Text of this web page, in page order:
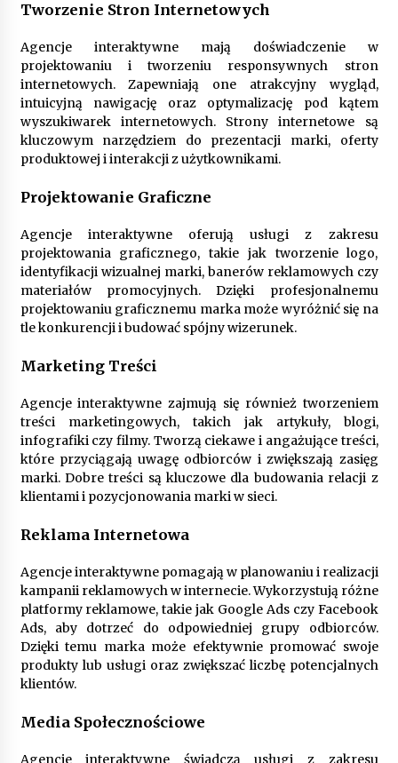
Tworzenie Stron Internetowych
Agencje interaktywne mają doświadczenie w
projektowaniu i tworzeniu responsywnych stron
internetowych. Zapewniają one atrakcyjny wygląd,
intuicyjną nawigację oraz optymalizację pod kątem
wyszukiwarek internetowych. Strony internetowe są
kluczowym narzędziem do prezentacji marki, oferty
produktowej i interakcji z użytkownikami.
Projektowanie Graficzne
Agencje interaktywne oferują usługi z zakresu
projektowania graficznego, takie jak tworzenie logo,
identyfikacji wizualnej marki, banerów reklamowych czy
materiałów promocyjnych. Dzięki profesjonalnemu
projektowaniu graficznemu marka może wyróżnić się na
tle konkurencji i budować spójny wizerunek.
Marketing Treści
Agencje interaktywne zajmują się również tworzeniem
treści marketingowych, takich jak artykuły, blogi,
infografiki czy filmy. Tworzą ciekawe i angażujące treści,
które przyciągają uwagę odbiorców i zwiększają zasięg
marki. Dobre treści są kluczowe dla budowania relacji z
klientami i pozycjonowania marki w sieci.
Reklama Internetowa
Agencje interaktywne pomagają w planowaniu i realizacji
kampanii reklamowych w internecie. Wykorzystują różne
platformy reklamowe, takie jak Google Ads czy Facebook
Ads, aby dotrzeć do odpowiedniej grupy odbiorców.
Dzięki temu marka może efektywnie promować swoje
produkty lub usługi oraz zwiększać liczbę potencjalnych
klientów.
Media Społecznościowe
Agencje interaktywne świadczą usługi z zakresu